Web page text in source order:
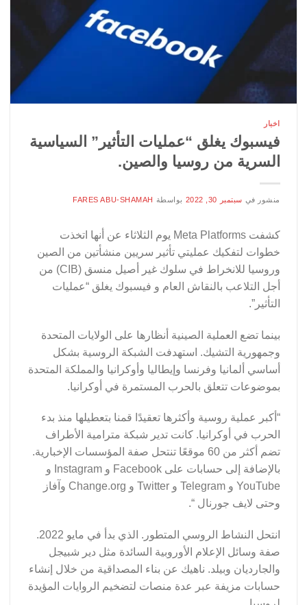
اخبار
فيسبوك يغلق “عمليات التأثير” السياسية
السرية من روسيا والصين.
منشور في سبتمبر 30, 2022 بواسطة FARES ABU-SHAMAH
كشفت Meta Platforms يوم الثلاثاء عن أنها اتخذت
خطوات لتفكيك عمليتي تأثير سريين منشأتين من الصين
وروسيا للانخراط في سلوك غير أصيل منسق (CIB) من
أجل التلاعب بالنقاش العام و فيسبوك يغلق “عمليات
التأثير”.
بينما تضع العملية الصينية أنظارها على الولايات المتحدة
وجمهورية التشيك. استهدفت الشبكة الروسية بشكل
أساسي ألمانيا وفرنسا وإيطاليا وأوكرانيا والمملكة المتحدة
بموضوعات تتعلق بالحرب المستمرة في أوكرانيا.
“أكبر عملية روسية وأكثرها تعقيدًا قمنا بتعطيلها منذ بدء
الحرب في أوكرانيا. كانت تدير شبكة مترامية الأطراف
تضم أكثر من 60 موقعًا تنتحل صفة المؤسسات الإخبارية.
بالإضافة إلى حسابات على Facebook و Instagram و
YouTube و Telegram و Twitter و Change.org وآفاز
وحتى لايف جورنال “.
انتحل النشاط الروسي المتطور. الذي بدأ في مايو 2022.
صفة وسائل الإعلام الأوروبية السائدة مثل دير شبيجل
والجارديان وبيلد. ناهيك عن بناء المصداقية من خلال إنشاء
حسابات مزيفة عبر عدة منصات لتضخيم الروايات المؤيدة